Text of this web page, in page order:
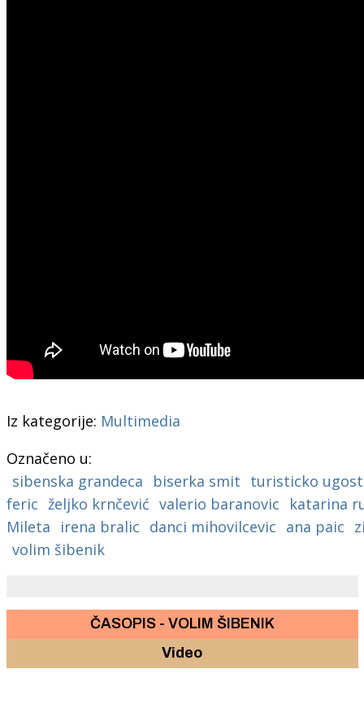
Iz kategorije: Multimedia
Označeno u:
sibenska grandeca
biserka smit turisticko
feric željko krnčević valerio baranovic
katarina
Mileta
irena bralic danci mihovilcevic ana paic
volim šibenik
ČASOPIS - VOLIM ŠIBENIK
Video